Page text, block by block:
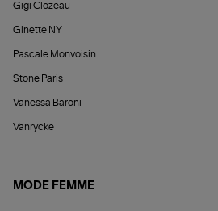
Gigi Clozeau
Ginette NY
Pascale Monvoisin
Stone Paris
Vanessa Baroni
Vanrycke
MODE FEMME